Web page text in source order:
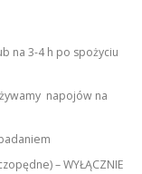
na 3-4 h po spożyciu
napojów na
– WYŁĄCZNIE